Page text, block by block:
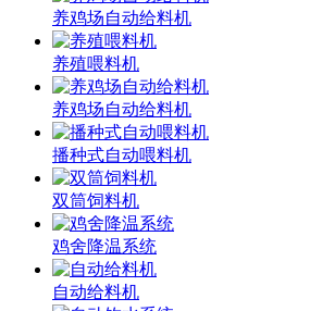
养鸡场自动给料机
养殖喂料机
养鸡场自动给料机
播种式自动喂料机
双筒饲料机
鸡舍降温系统
自动给料机